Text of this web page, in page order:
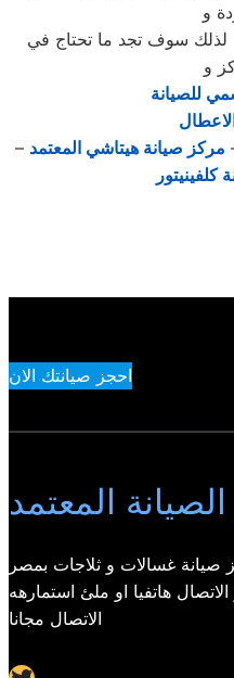
و
و
للصيانة
مركز صيانة هيتاشي المعتمد –
كلفينيتور
احجز صيانتك الان
المعتمد
غسالات و ثلاجات بمصر
هاتفيا او ملئ استمارهه
الاتصال مجانا